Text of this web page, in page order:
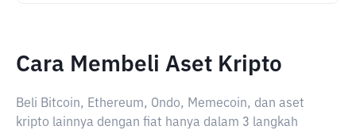
Cara Membeli Aset Kripto
Beli Bitcoin, Ethereum, Ondo, Memecoin, dan aset
kripto lainnya dengan fiat hanya dalam 3 langkah